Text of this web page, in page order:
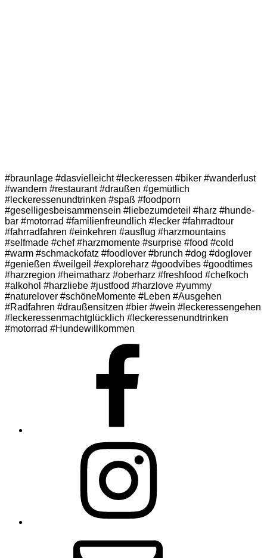
#braunlage #dasvielleicht #leckeressen #biker #wanderlust
#wandern #restaurant #draußen #gemütlich
#leckeressenundtrinken #spaß #foodporn
#geselligesbeisammensein #liebezumdeteil #harz #hunde-
bar #motorrad #familienfreundlich #lecker #fahrradtour
#fahrradfahren #einkehren #ausflug #harzmountains
#selfmade #chef #harzmomente #surprise #food #cold
#warm #schmackofatz #foodlover #brunch #dog #doglover
#genießen #weilgeil #exploreharz #goodvibes #goodtimes
#harzregion #heimatharz #oberharz #freshfood #chefkoch
#alkohol #harzliebe #justfood #harzlove #yummy
#naturelover #schöneMomente #Leben #Ausgehen
#Radfahren #draußensitzen #bier #wein #leckeressengehen
#leckeressenmachtglücklich #leckeressenundtrinken
#motorrad #Hundewillkommen